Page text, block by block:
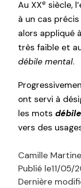
Au XXe siècle,
à un cas précis
alors appliqué
très faible et
débile mental.
ont servi à
les mots débile
vers des
Camille
Publié le11/05/
Dernière